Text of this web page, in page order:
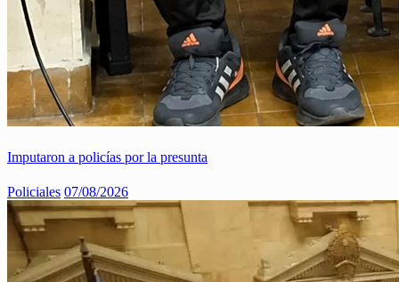
Imputaron a policías por la presunta
Policiales 07/08/2026